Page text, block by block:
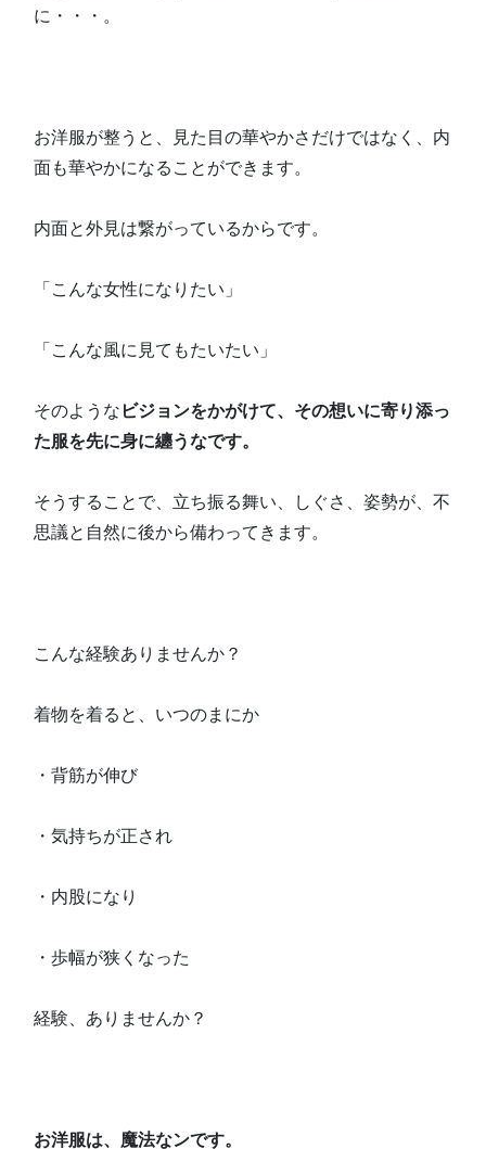
に・・・。
お洋服が整うと、見た目の華やかさだけではなく、内
面も華やかになることができます。
内面と外見は繋がっているからです。
「こんな女性になりたい」
「こんな風に見てもたいたい」
そのような ビジョンをかがけて、その想いに寄り添っ
た服を先に身に纏うなです。
そうすることで、立ち振る舞い、しぐさ、姿勢が、不
思議と自然に後から備わってきます。
こんな経験ありませんか？
着物を着ると、いつのまにか
・背筋が伸び
・気持ちが正され
・内股になり
・歩幅が狭くなった
経験、ありませんか？
お洋服は、魔法なンです。